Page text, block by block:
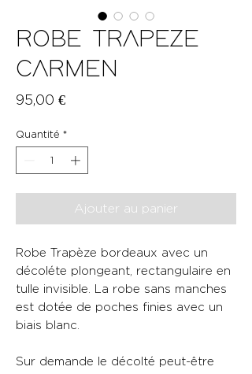
ROBE TRAPEZE
CARMEN
95,00 €Prix
Quantité *
Ajouter au panier
Robe Trapèze bordeaux avec un
décoléte plongeant, rectangulaire en
tulle invisible. La robe sans manches
est dotée de poches finies avec un
biais blanc.
Sur demande le décolté peut-être